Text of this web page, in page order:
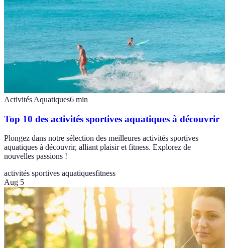
Activités Aquatiques6 min
Top 10 des activités sportives aquatiques à découvrir
Plongez dans notre sélection des meilleures activités sportives
aquatiques à découvrir, alliant plaisir et fitness. Explorez de
nouvelles passions !
activités sportives aquatiquesfitness
Aug 5